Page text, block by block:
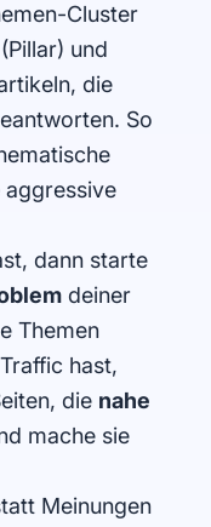
Cluster
und
die
So
aggressive
dann starte
deiner
Themen
hast,
die nahe
mache sie
Meinungen